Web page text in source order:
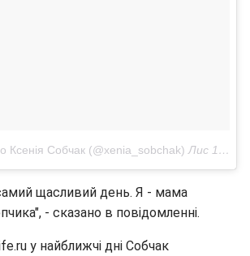
Ксенія Собчак (@xenia_sobchak) Лис 17 2016 в 10:15 PST
щасливий день. Я - мама
- сказано в повідомленні.
у найближчі дні Собчак